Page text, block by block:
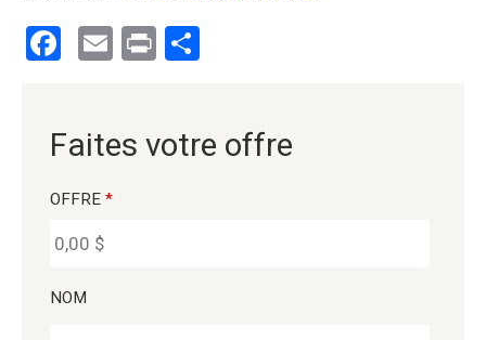
Facebook
Email
Print
Faites votre offre
OFFRE *
NOM